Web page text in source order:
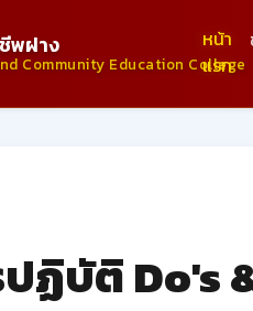
พฝาง
Community Education College
หน้า
แรก
ฏิบัติ Do's